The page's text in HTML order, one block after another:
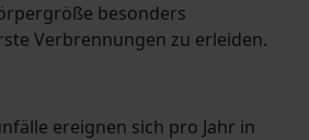
besonders
Verbrennungen zu erleiden.
ereignen sich pro Jahr in